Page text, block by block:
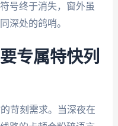
号终于消失，窗外虽
深处的鸽哨。
专属特快列
苛刻需求。当深夜在